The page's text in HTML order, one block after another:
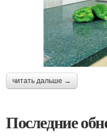
читать дальше →
Последние